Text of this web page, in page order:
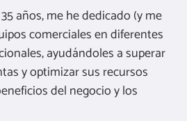
años, me he dedicado (y me
comerciales en diferentes
ayudándoles a superar
y optimizar sus recursos
del negocio y los